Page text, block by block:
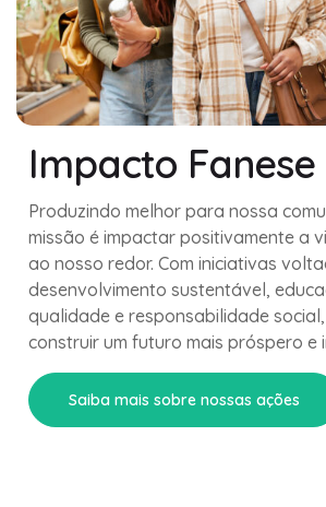
Impacto Fanese
Produzindo melhor para nossa
missão é impactar positivamente a
ao nosso redor. Com iniciativas
desenvolvimento sustentável,
qualidade e responsabilidade
construir um futuro mais próspero e
Saiba mais sobre nossas ações